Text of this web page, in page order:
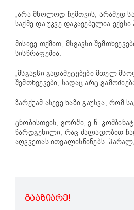
„არა მხოლოდ ჩემთვის, არამედ
საქმე და უკვე დაკავებულია
მისივე თქმით, მსგავსი
სისწრაფეშია.
„მსგავსი გადამეტებები მთელ
შემთხვევები, სადაც არც
ზარქუამ ასევე ხაზი გაუსვა, რომ
ცნობისთვის, გორში, ე.წ.
წარდგენილი, რაც ძალადობით
აღკვეთას ითვალისწინებს.
ᲒᲐᲐᲖᲘᲐᲠᲔ!